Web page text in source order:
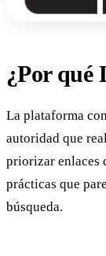
¿Por qué
La plataforma
autoridad que
priorizar enlaces
prácticas que
búsqueda.